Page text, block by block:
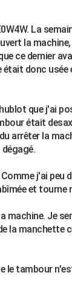
La
la
ce dernier
donc
que j'ai
était
arrêter la
j'ai peu
et tourne
machine. Je
la manchette
le tambour